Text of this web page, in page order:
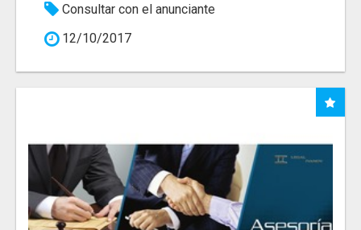
Consultar con el anunciante
12/10/2017